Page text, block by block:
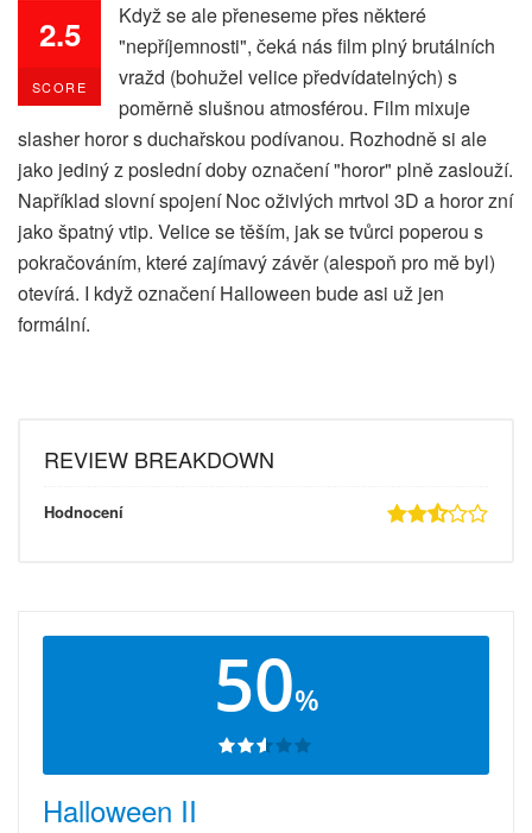
2.5
SCORE
Když se ale přeneseme přes některé
"nepříjemnosti", čeká nás film plný brutálních
vražd (bohužel velice předvídatelných) s
poměrně slušnou atmosférou. Film mixuje
slasher horor s duchařskou podívanou. Rozhodně si ale
jako jediný z poslední doby označení "horor" plně zaslouží.
Například slovní spojení Noc oživlých mrtvol 3D a horor zní
jako špatný vtip. Velice se těším, jak se tvůrci poperou s
pokračováním, které zajímavý závěr (alespoň pro mě byl)
otevírá. I když označení Halloween bude asi už jen
formální.
REVIEW BREAKDOWN
Hodnocení
50%
Halloween II